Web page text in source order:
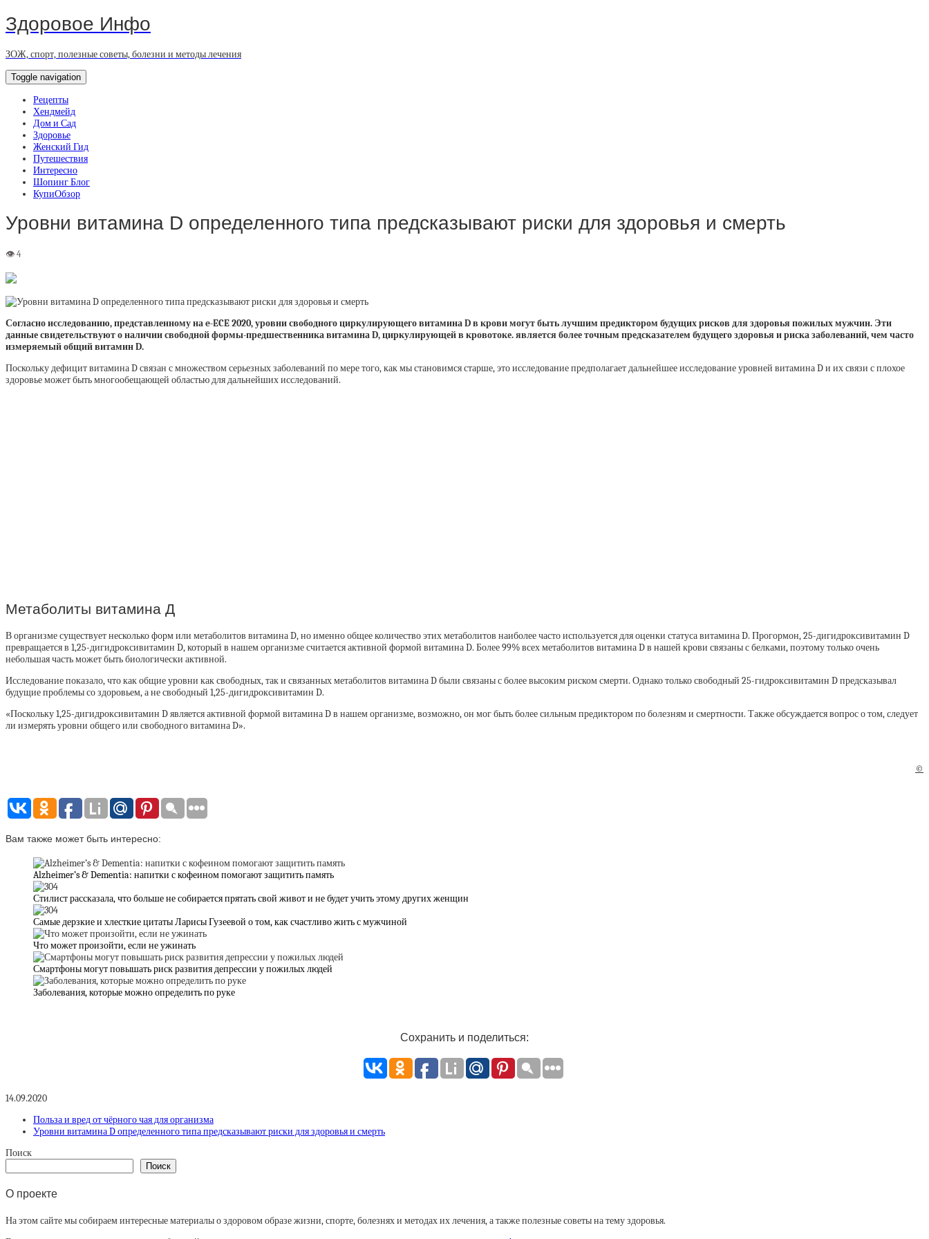
Здоровое Инфо
ЗОЖ, спорт, полезные советы, болезни и методы лечения
Toggle navigation
Рецепты
Хендмейд
Дом и Сад
Здоровье
Женский Гид
Путешествия
Интересно
Шопинг Блог
КупиОбзор
Уровни витамина D определенного типа предсказывают риски для здоровья и смерть
Согласно исследованию, представленному на e-ECE 2020, уровни свободного циркулирующего витамина D в крови могут быть лучшим предиктором будущих рисков для здоровья пожилых мужчин. Эти
данные свидетельствуют о наличии свободной формы-предшественника витамина D, циркулирующей в кровотоке. является более точным предсказателем будущего здоровья и риска заболеваний, чем часто
измеряемый общий витамин D.
Поскольку дефицит витамина D связан с множеством серьезных заболеваний по мере того, как мы становимся старше, это исследование предполагает дальнейшее исследование уровней витамина D и их связи с плохое
здоровье может быть многообещающей областью для дальнейших исследований.
Метаболиты витамина Д
В организме существует несколько форм или метаболитов витамина D, но именно общее количество этих метаболитов наиболее часто используется для оценки статуса витамина D. Прогормон, 25-дигидроксивитамин D
превращается в 1,25-дигидроксивитамин D, который в нашем организме считается активной формой витамина D. Более 99% всех метаболитов витамина D в нашей крови связаны с белками, поэтому только очень
небольшая часть может быть биологически активной.
Исследование показало, что как общие уровни как свободных, так и связанных метаболитов витамина D были связаны с более высоким риском смерти. Однако только свободный 25-гидроксивитамин D предсказывал
будущие проблемы со здоровьем, а не свободный 1,25-дигидроксивитамин D.
«Поскольку 1,25-дигидроксивитамин D является активной формой витамина D в нашем организме, возможно, он мог быть более сильным предиктором по болезням и смертности. Также обсуждается вопрос о том, следует
ли измерять уровни общего или свободного витамина D».
©
Вам также может быть интересно:
Alzheimer’s & Dementia: напитки с кофеином помогают защитить память
Стилист рассказала, что больше не собирается прятать свой живот и не будет учить этому других женщин
Самые дерзкие и хлесткие цитаты Ларисы Гузеевой о том, как счастливо жить с мужчиной
Что может произойти, если не ужинать
Смартфоны могут повышать риск развития депрессии у пожилых людей
Заболевания, которые можно определить по руке
Сохранить и поделиться:
14.09.2020
Польза и вред от чёрного чая для организма
Уровни витамина D определенного типа предсказывают риски для здоровья и смерть
Поиск
Поиск
О проекте
На этом сайте мы собираем интересные материалы о здоровом образе жизни, спорте, болезнях и методах их лечения, а также полезные советы на тему здоровья.